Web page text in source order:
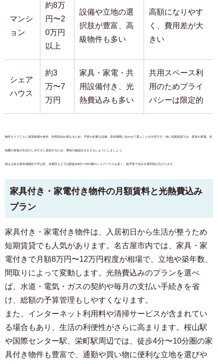
マンシ
ョン
約8万
円〜2
0万円
以上
設備や立地の選
択肢が豊富、高
級物件も多い
高額になりやす
く、費用差が大
きい
シェア
ハウス
約3
万〜7
万円
家具・家電・共
用設備付き、光
熱費込みも多い
共用スペース利
用のためプライ
バシーは限定的
物件タイプごとに家賃相場や条件、利用目的が異なるため、予算や必要な設備、滞在期間に合わせて選ぶことが大切です。特に短期賃貸では、家具や家電、光
熱費の有無が生活のしやすさに直結するため、事前の確認を欠かさないようにしましょう。
例えば名古屋市瑞穂区や守山区、名東区などでは駅徒歩8分〜15分圏のシェアハウスも多く、低予算で住める選択肢が広がります。
家具付き・家電付き物件の月額賃料と光熱費込み
プラン
家具付き・家電付き物件は、入居初日から生活が整うため
短期賃貸でも人気があります。名古屋市内では、家具・家
電付きで月額8万円〜12万円程度が相場で、立地や築年数、
間取りによって変動します。光熱費込みのプランを選べ
ば、水道・電気・ガスの契約や毎月の支払い手続きを省
け、総額の予算管理もしやすくなります。
また、インターネット利用料や清掃サービスが含まれてい
る場合もあり、生活の利便性がさらに高まります。桜山駅
や国際センター駅、栄町駅周辺では、徒歩4分〜10分圏の家
具付き物件も豊富で、通勤や買い物に便利な立地を選びや
お部屋探しのお客様専用
03-6712-4346